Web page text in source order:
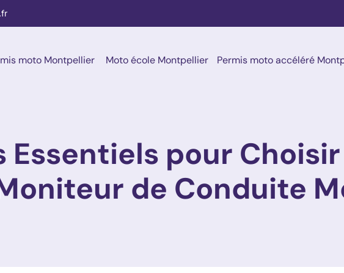
moto Montpellier Moto école Montpellier Permis moto accéléré
Essentiels pour
de Conduite